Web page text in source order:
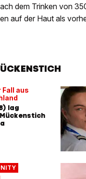
dem Trinken von
auf der Haut als
aus
lag